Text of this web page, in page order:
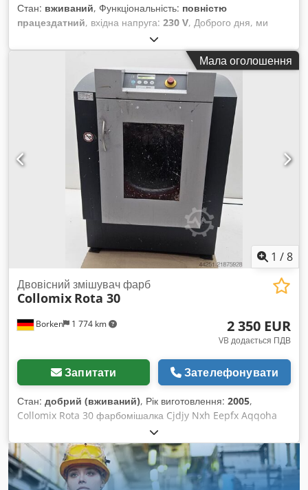
Стан: вживаний, Функціональність: повністю
працездатний, вхідна напруга: 230 V, Доброго дня, ми
пропонуємо вживаний змішувач фарби / вібраційний
змішувач виробництва німецької компанії Collomix, модель
VIBA 25. Cedpfxozmcqio Aqqoha Пристрій у хорошому стані
та повністю працездатний. Він підходить для ємностей
об’ємом до 25 кг. Завдяки вібрації фарба приходить у рух і
ідеально перемішується. Ми використовували цей пристрій
для змішування фарб для трафаретного друку. Однак його
також можна використовувати для широкого спектру фарб і
лаків. За допомогою кнопок можна вибрати попередньо
встановлений час змішування: 1, 2 або 3 хвилини. Наразі
пристрій знаходиться на нашому складі в місті 93476
Блайбах, Баварія. Якщо у вас виникли запитання, будь
ласка, напишіть нам.
Мала оголошення
1 /8
Borken 1 774 km
Двовісний змішувач фарб
Collomix Rota 30
2 350 EUR
VB додається ПДВ
Запитати Зателефонувати
Стан: добрий (вживаний), Рік виготовлення: 2005,
Collomix Rota 30 фарбомішалка Cjdjy Nxh Eepfx Aqqoha
Collomix Rota 30 — це потужний біаксіальний міксер,
спеціально розроблений для швидкого й ефективного
змішування фарб, лаків та штукатурок у герметично
закритих контейнерах. Відзначається біаксіальним